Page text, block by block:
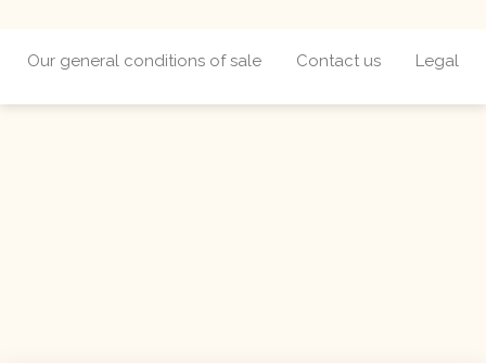
Our general conditions of sale Contact us Legal